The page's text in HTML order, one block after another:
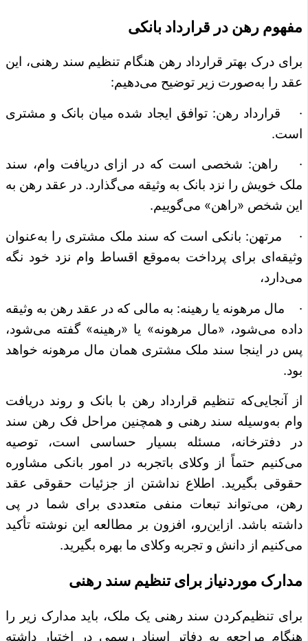
مفهوم رهن در قرارداد بانکی
برای درک بهتر قرارداد رهن هنگام تنظیم سند رهنی، این
عقد را به‌صورت زیر توضیح می‌دهیم:
· قرارداد رهن: توافق ایجاد شده میان بانک و مشتری
است.
· راهن: شخصی است که در ازای دریافت وام، سند
ملک خویش را نزد بانک به وثیقه می‌گذارد. در عقد رهن به
این شخص «راهن» می‌گوییم.
· مرتهن: بانکی است که سند ملک مشتری را به‌عنوان
وثیقه‌ای برای پرداخت به‌موقع اقساط وام نزد خود نگه
می‌دارد،
· مال مرهونه یا رهینه: به مالی که در عقد رهن به وثیقه
داده می‌شود، «مال مرهونه» یا «رهینه» گفته می‌شود،
پس در اینجا سند ملک مشتری همان مال مرهونه خواهد
بود.
از آنجایی‌که تنظیم قرارداد رهن با بانک و روند دریافت
وام به‌وسیله سند رهنی و همچنین مراحل فک رهن سند
در دفترخانه، مسئله بسیار حساسی است، توصیه
می‌کنیم حتماً از وکلای باتجربه در امور بانکی مشاوره
حقوقی بگیرید. اطلاع نداشتن از جزئیات حقوقی عقد
رهن، می‌تواند تبعات منفی متعددی برای شما در پی
داشته باشد. ازاین‌رو، افزون بر مطالعه این نوشته تأکید
می‌کنیم از دانش و تجربه وکلای ما بهره بگیرید.
مدارک موردنیاز برای تنظیم سند رهنی
برای تنظیم‌کردن سند رهنی یک ملک، باید مدارک زیر را
هنگام مراجعه به دفاتر اسناد رسمی در اختیار داشته